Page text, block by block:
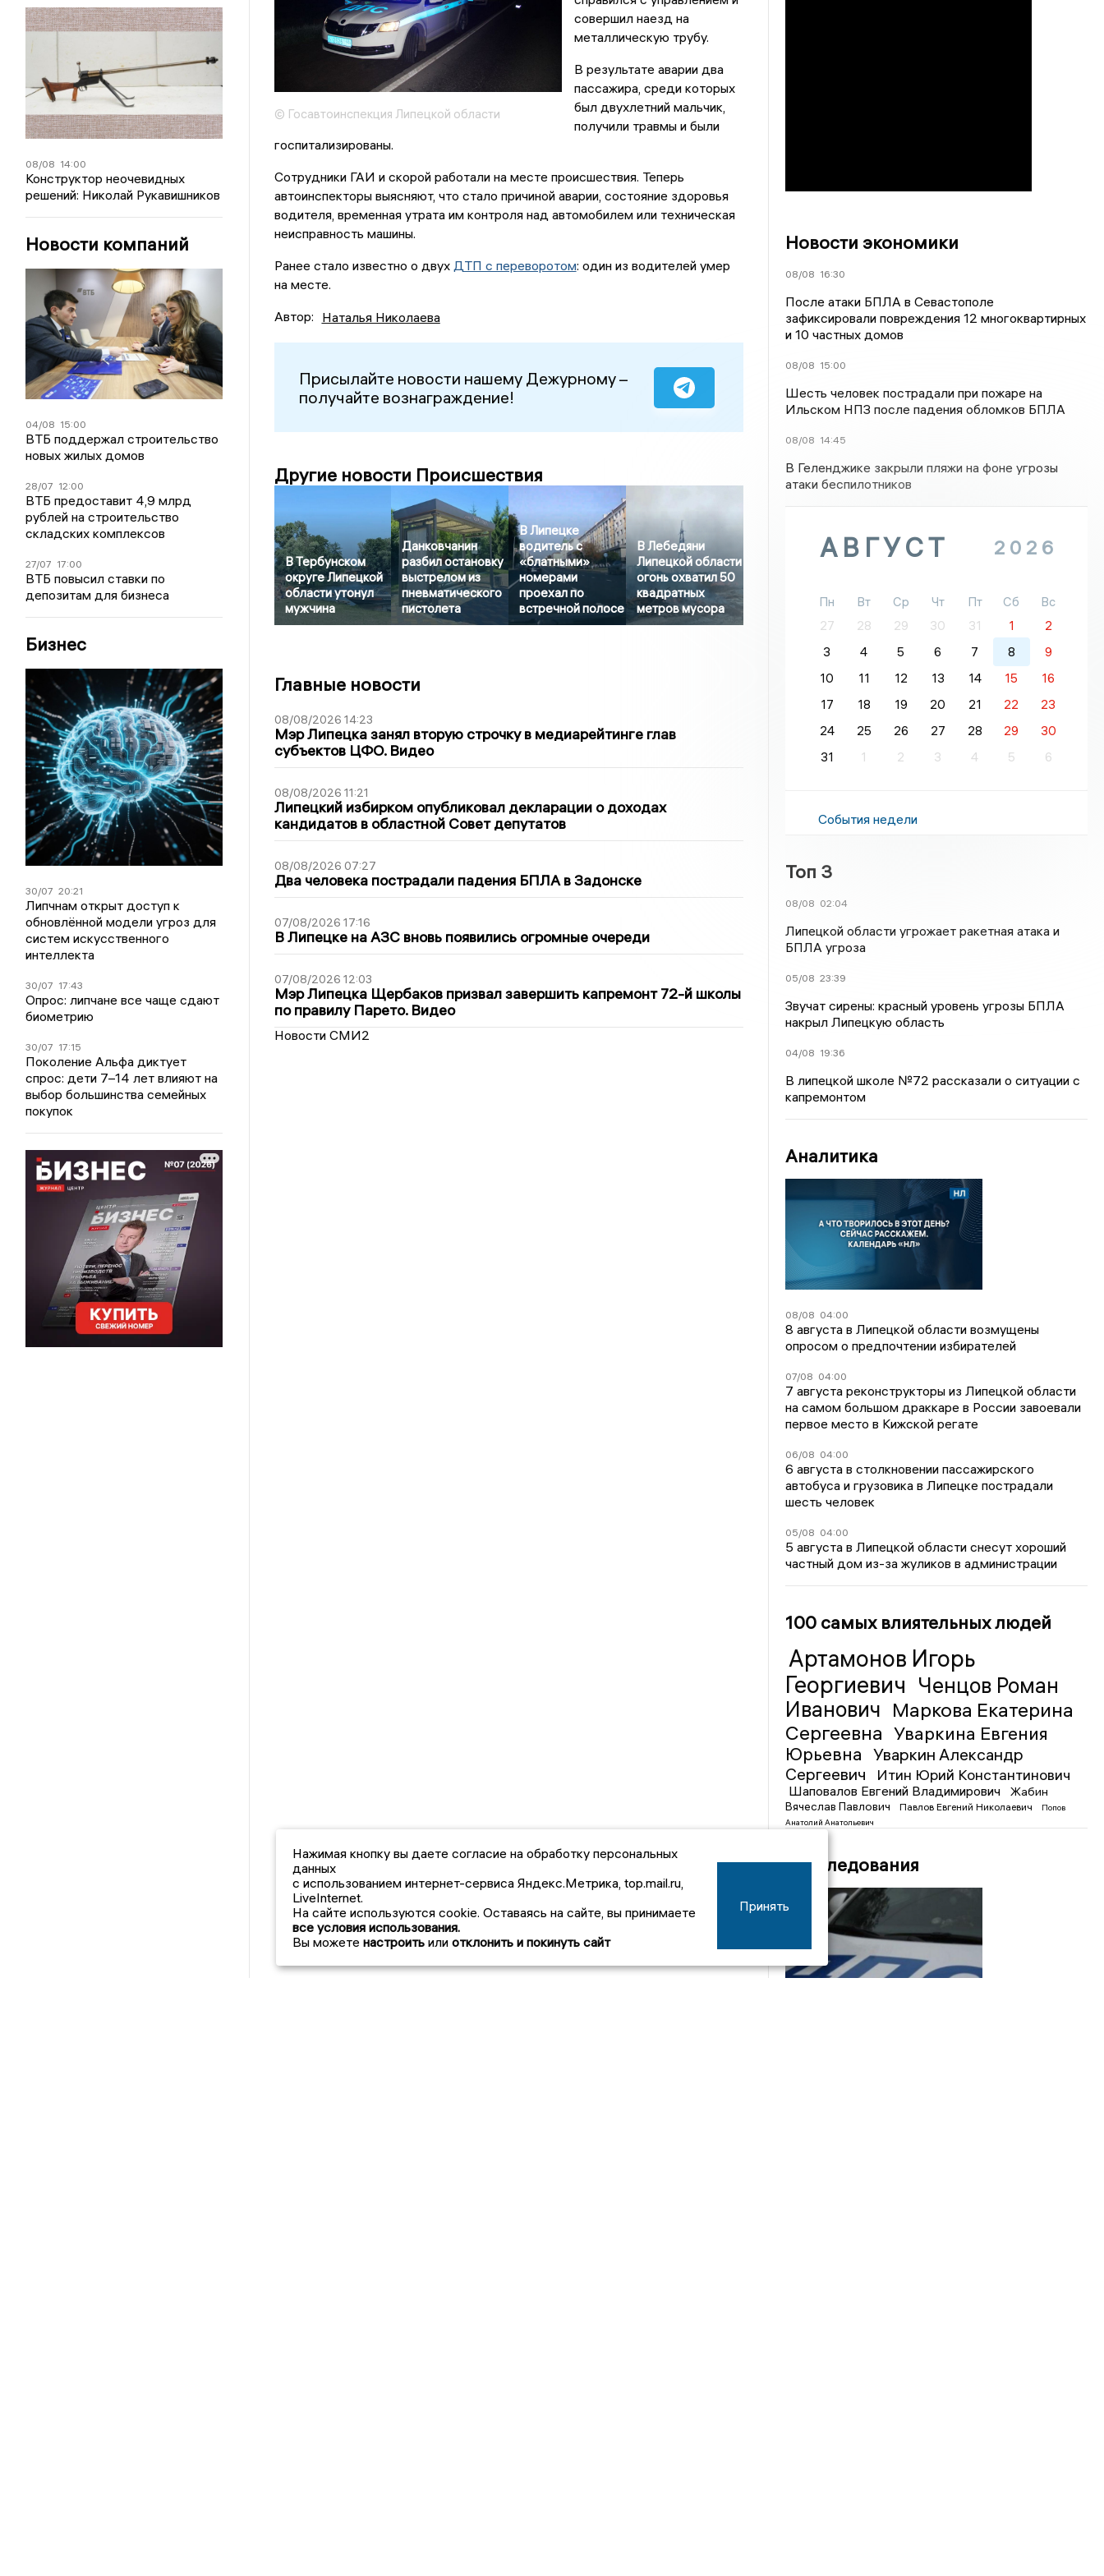
08/08 14:00
Конструктор неочевидных
решений: Николай Рукавишников
Новости компаний
04/08 15:00
ВТБ поддержал строительство
новых жилых домов
28/07 12:00
ВТБ предоставит 4,9 млрд
рублей на строительство
складских комплексов
27/07 17:00
ВТБ повысил ставки по
депозитам для бизнеса
Бизнес
30/07 20:21
Липчнам открыт доступ к
обновлённой модели угроз для
систем искусственного
интеллекта
30/07 17:43
Опрос: липчане все чаще сдают
биометрию
30/07 17:15
Поколение Альфа диктует
спрос: дети 7–14 лет влияют на
выбор большинства семейных
покупок
© Госавтоинспекция Липецкой области
совершил наезд на
металлическую трубу.
В результате аварии два
пассажира, среди которых
был двухлетний мальчик,
получили травмы и были
госпитализированы.
Сотрудники ГАИ и скорой работали на месте происшествия. Теперь
автоинспекторы выясняют, что стало причиной аварии, состояние здоровья
водителя, временная утрата им контроля над автомобилем или техническая
неисправность машины.
Ранее стало известно о двух ДТП с переворотом: один из водителей умер
на месте.
Автор: Наталья Николаева
Присылайте новости нашему Дежурному –
получайте вознаграждение!
Другие новости Происшествия
В Тербунском
округе Липецкой
области утонул
мужчина
Данковчанин
разбил остановку
выстрелом из
пневматического
пистолета
В Липецке
водитель с
«блатными»
номерами
проехал по
встречной полосе
В Лебедяни
Липецкой области
огонь охватил 50
квадратных
метров мусора
Главные новости
08/08/2026 14:23
Мэр Липецка занял вторую строчку в медиарейтинге глав
субъектов ЦФО. Видео
08/08/2026 11:21
Липецкий избирком опубликовал декларации о доходах
кандидатов в областной Совет депутатов
08/08/2026 07:27
Два человека пострадали падения БПЛА в Задонске
07/08/2026 17:16
В Липецке на АЗС вновь появились огромные очереди
07/08/2026 12:03
Мэр Липецка Щербаков призвал завершить капремонт 72-й школы
по правилу Парето. Видео
Новости СМИ2
Новости экономики
08/08 16:30
После атаки БПЛА в Севастополе
зафиксировали повреждения 12 многоквартирных
и 10 частных домов
08/08 15:00
Шесть человек пострадали при пожаре на
Ильском НПЗ после падения обломков БПЛА
08/08 14:45
В Геленджике закрыли пляжи на фоне угрозы
атаки беспилотников
АВГУСТ 2026
Пн Вт Ср Чт Пт Сб
Вс
27
28 29 30 31 1
2
3
4 5 6 7 8
9
10
11 12 13 14 15
16
17
18 19 20 21 22
23
24
25 26 27 28 29
30
31
1 2 3 4 5 6
События недели
Топ 3
08/08 02:04
Липецкой области угрожает ракетная атака и
БПЛА угроза
05/08 23:39
Звучат сирены: красный уровень угрозы БПЛА
накрыл Липецкую область
04/08 19:36
В липецкой школе №72 рассказали о ситуации с
капремонтом
Аналитика
08/08 04:00
8 августа в Липецкой области возмущены
опросом о предпочтении избирателей
07/08 04:00
7 августа реконструкторы из Липецкой области
на самом большом драккаре в России завоевали
первое место в Кижской регате
06/08 04:00
6 августа в столкновении пассажирского
автобуса и грузовика в Липецке пострадали
шесть человек
05/08 04:00
5 августа в Липецкой области снесут хороший
частный дом из-за жуликов в администрации
100 самых влиятельных людей
Артамонов Игорь
Георгиевич Ченцов Роман
Иванович Маркова Екатерина
Сергеевна Уваркина Евгения
Юрьевна
Уваркин Александр
Сергеевич
Итин Юрий Константинович
Шаповалов Евгений Владимирович
Жабин
Вячеслав Павлович
Павлов Евгений Николаевич
Попов
Анатолий Анатольевич
Расследования
Нажимая кнопку вы даете согласие на обработку персональных
данных
с использованием интернет-сервиса Яндекс.Метрика, top.mail.ru,
LiveInternet.
На сайте используются cookie. Оставаясь на сайте, вы принимаете
все условия использования.
Вы можете настроить или отклонить и покинуть сайт
Принять